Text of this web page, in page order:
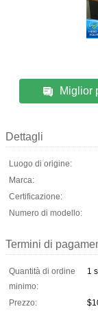
Miglior
Dettagli
Luogo di origine:
Marca:
Certificazione:
Numero di modello:
Termini di
Quantità di ordine
minimo:
1
Prezzo: